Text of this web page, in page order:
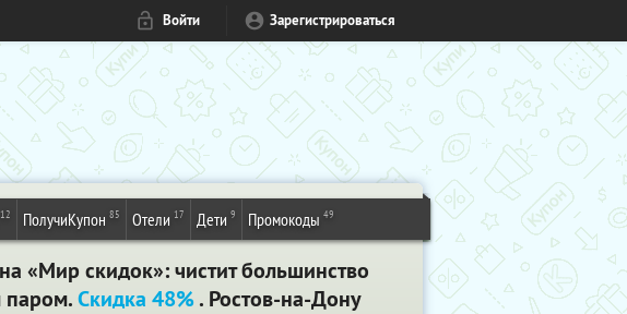
Войти Зарегистрироваться
12 ПолучиКупон 85 Отели 17 Дети 9 Промокоды 49
«Мир скидок»: чистит большинство
паром.Скидка 48%. Ростов-на-Дону